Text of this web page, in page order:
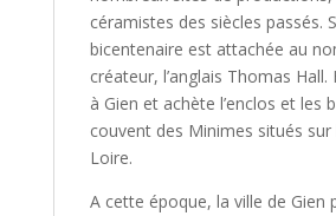
céramistes des siècles passés.
bicentenaire est attachée au
créateur, l’anglais Thomas Hall.
à Gien et achète l’enclos et les
couvent des Minimes situés sur
Loire.
A cette époque, la ville de Gien